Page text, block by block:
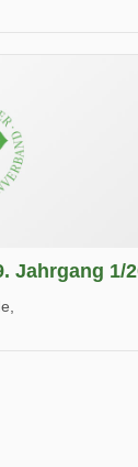
Jahrgang 1/